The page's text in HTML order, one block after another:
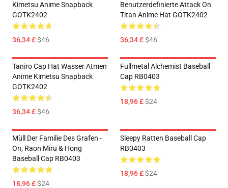
Kimetsu Anime Snapback
GOTK2402
36,34 £$46
Benutzerdefinierte Attack On
Titan Anime Hat GOTK2402
36,34 £$46
Taniro Cap Hat Wasser Atmen
Anime Kimetsu Snapback
GOTK2402
36,34 £$46
Fullmetal Alchemist Baseball
Cap RB0403
18,96 £$24
Müll Der Familie Des Grafen -
On, Raon Miru & Hong
Baseball Cap RB0403
18,96 £$24
Sleepy Ratten Baseball Cap
RB0403
18,96 £$24